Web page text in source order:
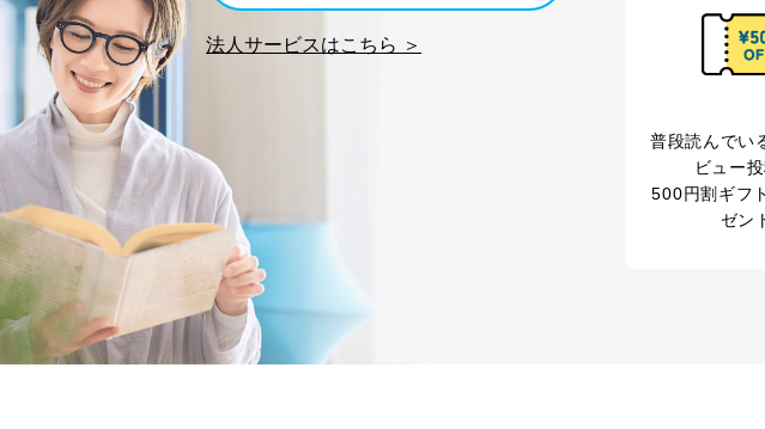
定期購読サービス等をご利用の方の個人情報
サービス
当社のサ
お問い
※上記の利用目的のうちNo.1～5については保有個人デー
なお、6、7については、パートナー（提携企業）様又は
法令に基づく場合
法人サービスはこちら ＞
普段読んでい
ビュー
500円割ギフ
ゼン